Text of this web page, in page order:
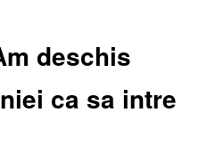
deschis
ca sa intre